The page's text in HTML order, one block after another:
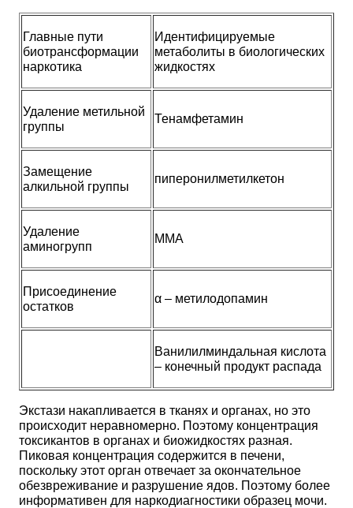
Главные пути
биотрансформации
наркотика
Идентифицируемые
метаболиты в биологических
жидкостях
Удаление метильной
группы
Тенамфетамин
Замещение
алкильной группы
пиперонилметилкетон
Удаление
аминогрупп
ММА
Присоединение
остатков
α – метилодопамин
Ванилилминдальная кислота
– конечный продукт распада
Экстази накапливается в тканях и органах, но это
происходит неравномерно. Поэтому концентрация
токсикантов в органах и биожидкостях разная.
Пиковая концентрация содержится в печени,
поскольку этот орган отвечает за окончательное
обезвреживание и разрушение ядов. Поэтому более
информативен для наркодиагностики образец мочи.